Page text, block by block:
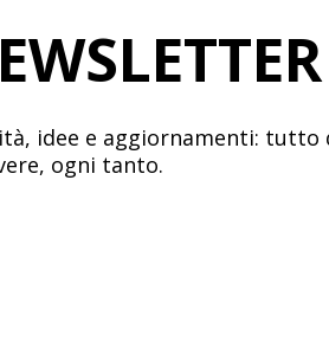
idee e aggiornamenti: tutto
ogni tanto.